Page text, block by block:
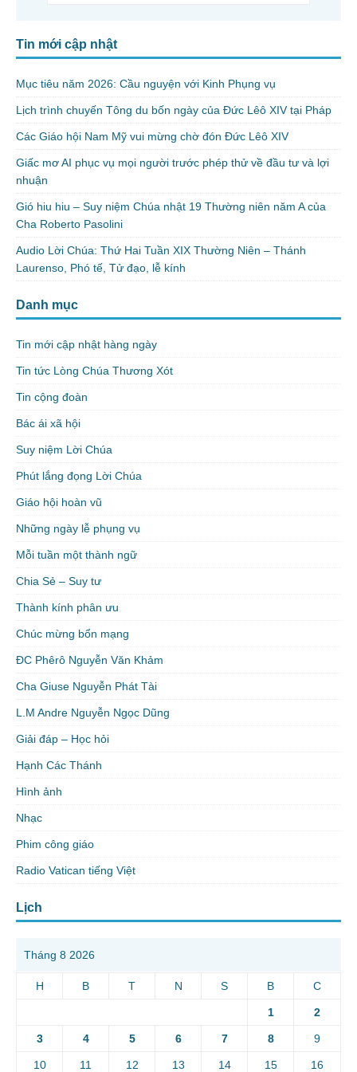
Tin mới cập nhật
Mục tiêu năm 2026: Cầu nguyện với Kinh Phụng vụ
Lịch trình chuyến Tông du bốn ngày của Đức Lêô XIV tại Pháp
Các Giáo hội Nam Mỹ vui mừng chờ đón Đức Lêô XIV
Giấc mơ AI phục vụ mọi người trước phép thử về đầu tư và lợi
nhuận
Gió hiu hiu – Suy niệm Chúa nhật 19 Thường niên năm A của
Cha Roberto Pasolini
Audio Lời Chúa: Thứ Hai Tuần XIX Thường Niên – Thánh
Laurenso, Phó tế, Tử đạo, lễ kính
Danh mục
Tin mới cập nhật hàng ngày
Tin tức Lòng Chúa Thương Xót
Tin cộng đoàn
Bác ái xã hội
Suy niệm Lời Chúa
Phút lắng đọng Lời Chúa
Giáo hội hoàn vũ
Những ngày lễ phụng vụ
Mỗi tuần một thành ngữ
Chia Sẻ – Suy tư
Thành kính phân ưu
Chúc mừng bổn mạng
ĐC Phêrô Nguyễn Văn Khảm
Cha Giuse Nguyễn Phát Tài
L.M Andre Nguyễn Ngọc Dũng
Giải đáp – Học hỏi
Hạnh Các Thánh
Hình ảnh
Nhạc
Phim công giáo
Radio Vatican tiếng Việt
Lịch
Tháng 8 2026
H B T N S B C
1 2
3 4 5 6 7 8 9
10 11 12 13 14 15 16